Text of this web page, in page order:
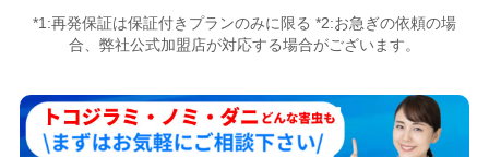
*1:再発保証は保証付きプランのみに限る *2:お急ぎの依頼の場
合、弊社公式加盟店が対応する場合がございます。